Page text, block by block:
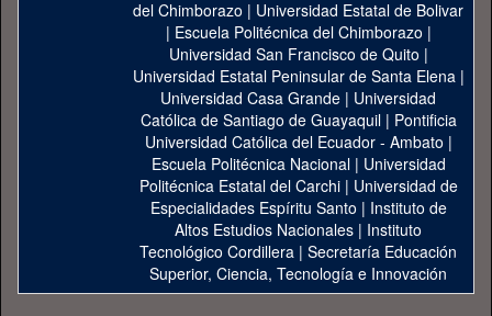
del Chimborazo | Universidad Estatal de Bolivar
| Escuela Politécnica del Chimborazo |
Universidad San Francisco de Quito |
Universidad Estatal Peninsular de Santa Elena|
Universidad Casa Grande | Universidad
Católica de Santiago de Guayaquil| Pontificia
Universidad Católica del Ecuador - Ambato |
Escuela Politécnica Nacional| Universidad
Politécnica Estatal del Carchi| Universidad de
Especialidades Espíritu Santo | Instituto de
Altos Estudios Nacionales | Instituto
Tecnológico Cordillera | Secretaría Educación
Superior, Ciencia, Tecnología e Innovación